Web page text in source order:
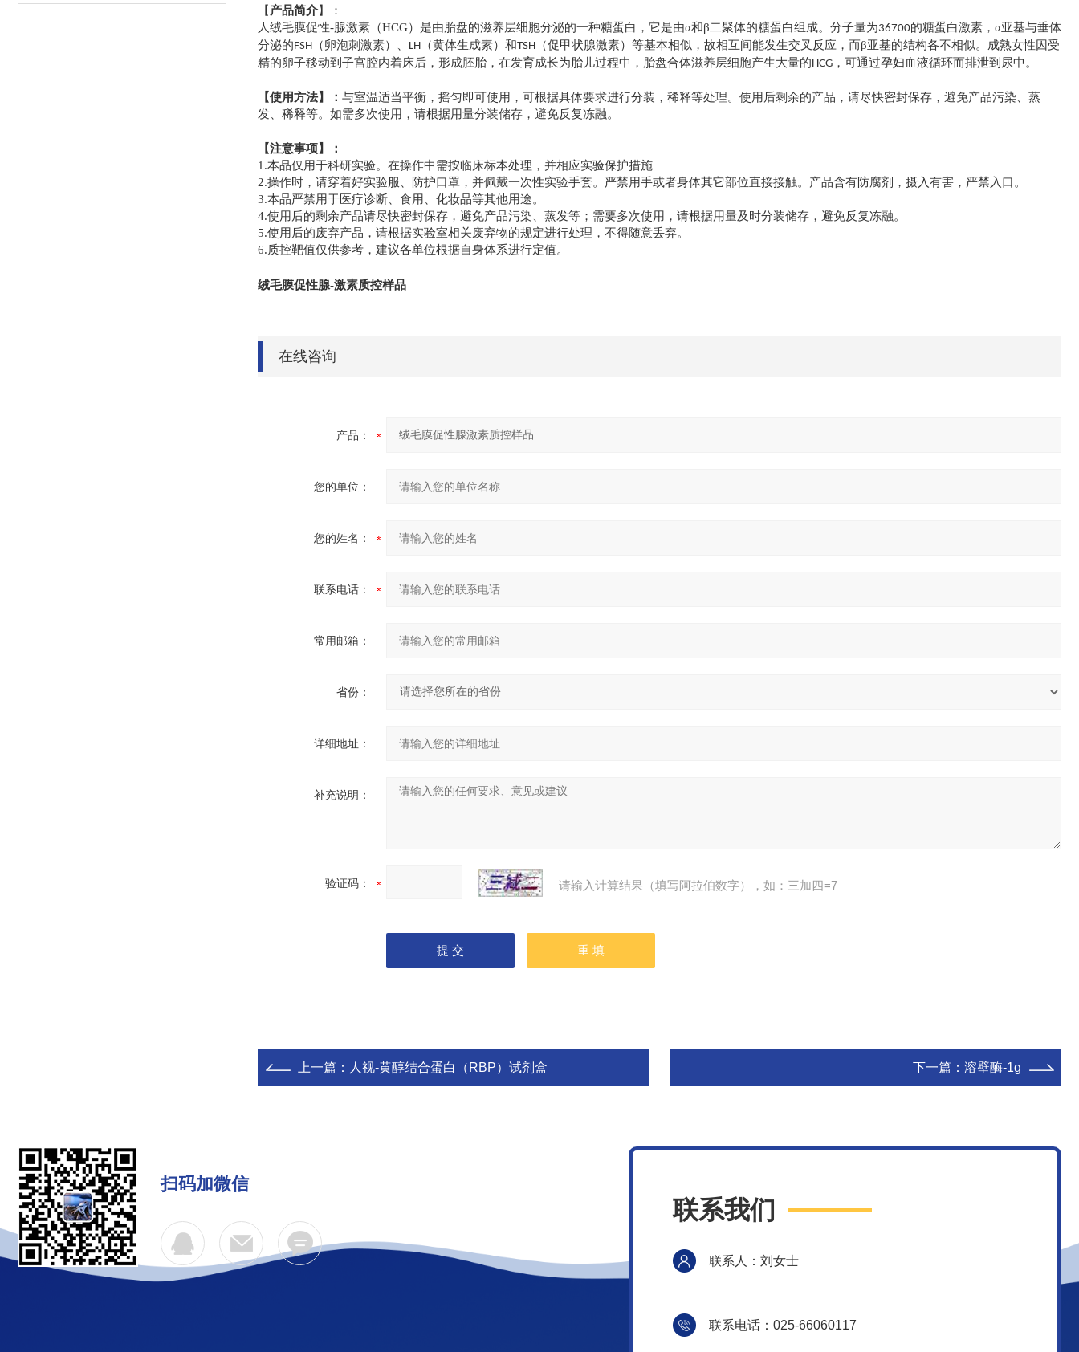
【 产品简介】 ：
人绒毛膜促性-腺激素（HCG）是由胎盘的滋养层细胞分泌的一种糖蛋白，它是由α和β二聚体的糖蛋白组成。分子量为36700的糖蛋白激素，α亚基与垂体
分泌的FSH （卵泡刺激素）、 LH （黄体生成素）和TSH （促甲状腺激素）等基本相似，故相互间能发生交叉反应，而β亚基的结构各不相似。成熟女性因受
精的卵子移动到子宫腔内着床后，形成胚胎，在发育成长为胎儿过程中，胎盘合体滋养层细胞产生大量的HCG ，可通过孕妇血液循环而排泄到尿中。
【使用方法】： 与室温适当平衡，摇匀即可使用，可根据具体要求进行分装，稀释等处理。使用后剩余的产品，请尽快密封保存，避免产品污染、蒸
发、稀释等。如需多次使用，请根据用量分装储存，避免反复冻融。
【注意事项】：
1.本品仅用于科研实验。在操作中需按临床标本处理，并相应实验保护措施
2.操作时，请穿着好实验服、防护口罩，并佩戴一次性实验手套。严禁用手或者身体其它部位直接接触。产品含有防腐剂，摄入有害，严禁入口。
3.本品严禁用于医疗诊断、食用、化妆品等其他用途。
4.使用后的剩余产品请尽快密封保存，避免产品污染、蒸发等；需要多次使用，请根据用量及时分装储存，避免反复冻融。
5.使用后的废弃产品，请根据实验室相关废弃物的规定进行处理，不得随意丢弃。
6.质控靶值仅供参考，建议各单位根据自身体系进行定值。
绒毛膜促性腺-激素质控样品
在线咨询
产品：
您的单位：
您的姓名：
联系电话：
常用邮箱：
省份：
详细地址：
补充说明：
验证码： 请输入计算结果（填写阿拉伯数字），如：三加四=7
上一篇： 人视-黄醇结合蛋白（RBP）试剂盒 下一篇： 溶壁酶-1g
扫码加微信
联系我们
联系人：刘女士
联系电话：025-66060117